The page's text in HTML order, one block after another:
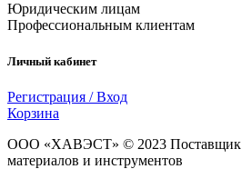
Юридическим лицам
Профессиональным клиентам
Личный кабинет
Регистрация / Вход
Корзина
ООО «ХАВЭСТ» © 2023 Поставщик
материалов и инструментов